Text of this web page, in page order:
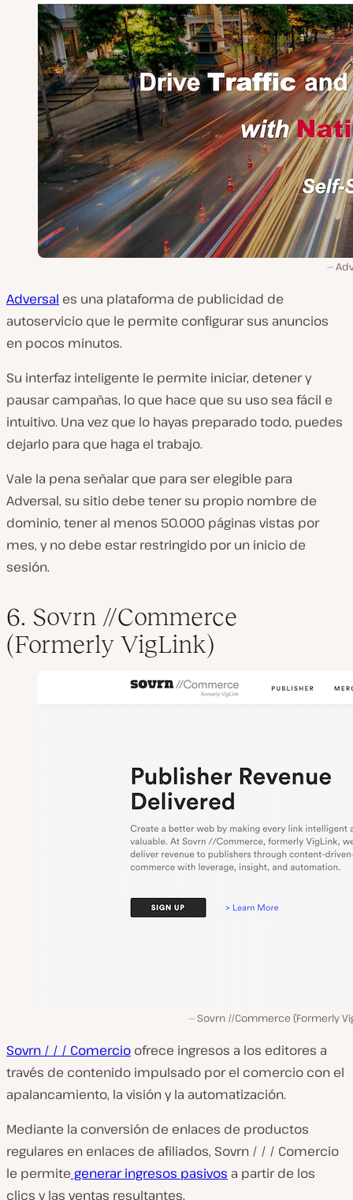
Adversal es una plataforma de publicidad de
autoservicio que le permite configurar sus anuncios
en pocos minutos.
Su interfaz inteligente le permite iniciar, detener y
pausar campañas, lo que hace que su uso sea fácil e
intuitivo. Una vez que lo hayas preparado todo, puedes
dejarlo para que haga el trabajo.
Vale la pena señalar que para ser elegible para
Adversal, su sitio debe tener su propio nombre de
dominio, tener al menos 50.000 páginas vistas por
mes, y no debe estar restringido por un inicio de
sesión.
6. Sovrn //Commerce
(Formerly VigLink)
Sovrn //Commerce (Formerly
Sovrn / / / Comercio ofrece ingresos a los editores a
través de contenido impulsado por el comercio con el
apalancamiento, la visión y la automatización.
Mediante la conversión de enlaces de productos
regulares en enlaces de afiliados, Sovrn / / / Comercio
le permite generar ingresos pasivos a partir de los
clics y las ventas resultantes.